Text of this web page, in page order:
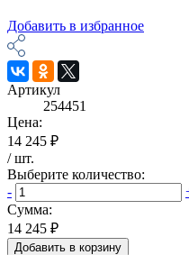
Добавить в избранное
Артикул
254451
Цена:
14 245 ₽
/шт.
Выберите количество:
-
Сумма:
14 245 ₽
Добавить в корзину